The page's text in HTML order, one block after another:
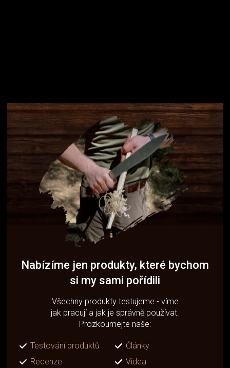
Nabízíme jen produkty, které bychom
si my sami pořídili
Všechny produkty testujeme - víme
jak pracují a jak je správně používat.
Prozkoumejte naše:
Testování produktů
Články
Recenze
Videa